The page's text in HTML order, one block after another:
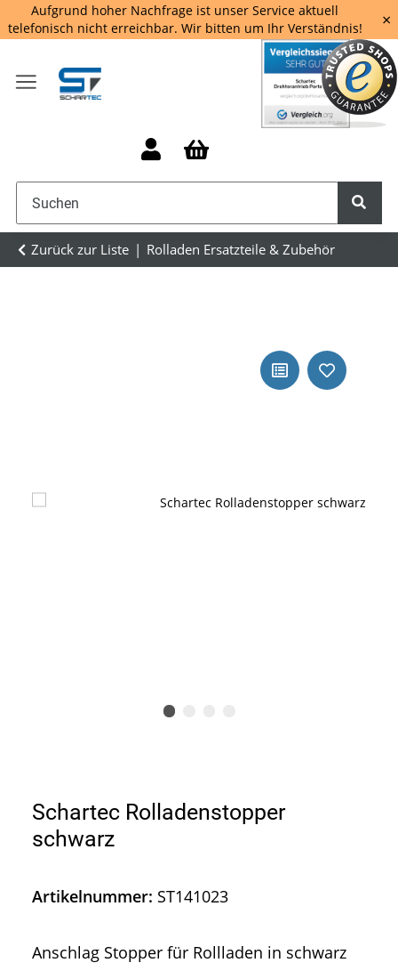
Aufgrund hoher Nachfrage ist unser Service aktuell
telefonisch nicht erreichbar. Wir bitten um Ihr Verständnis!
×
Zurück zur Liste Rolladen Ersatzteile & Zubehör
Schartec Rolladenstopper
schwarz
Artikelnummer: ST141023
Anschlag Stopper für Rollladen in schwarz